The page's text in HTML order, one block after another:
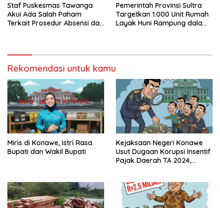
Staf Puskesmas Tawanga
Akui Ada Salah Paham
Terkait Prosedur Absensi dan
Pemerintah Provinsi Sultra
Targetkan 1.000 Unit Rumah
Layak Huni Rampung dalam
Rekomendasi untuk kamu
Miris di Konawe, Istri Rasa
Bupati dan Wakil Bupati
Kejaksaan Negeri Konawe
Usut Dugaan Korupsi Insentif
Pajak Daerah TA 2024,